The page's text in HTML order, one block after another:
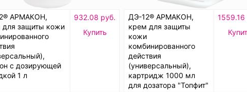
АРМАКОН,
для защиты кожи
с дозирующей
1 л
932.08 руб.
Купить
ДЭ-12® АРМАКОН,
крем для защиты
кожи
комбинированного
действия
(универсальный),
картридж 1000 мл
для дозатора "Топфит"
1559.16